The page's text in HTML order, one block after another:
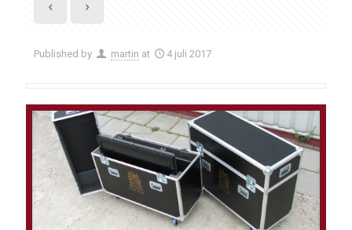
Published by martin at 4 juli 2017